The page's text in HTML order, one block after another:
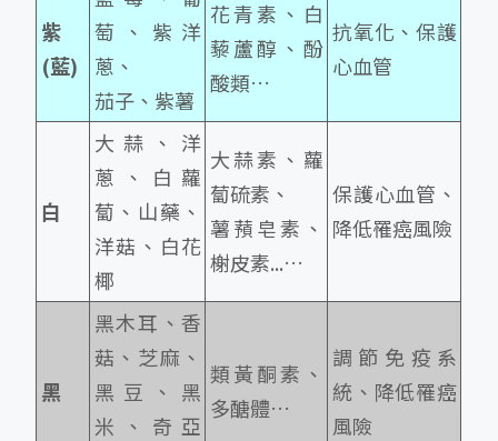
紫
(藍)
萄、紫洋
蔥、
茄子、紫薯
花青素、白
藜蘆醇、酚
酸類…
抗氧化、保護
心血管
白
大蒜、洋
蔥、白蘿
蔔、山藥、
洋菇、白花
椰
大蒜素、蘿
蔔硫素、
薯蕷皂素、
榭皮素...…
保護心血管、
降低罹癌風險
黑
黑木耳、香
菇、芝麻、
黑豆、黑
米、奇亞
類黃酮素、
多醣體…
調節免疫系
統、降低罹癌
風險